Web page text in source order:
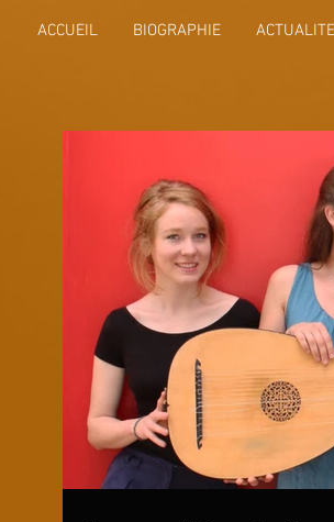
ACCUEIL BIOGRAPHIE